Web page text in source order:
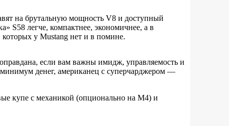
на брутальную мощность V8 и доступный
S58 легче, компактнее, экономичнее, а в
у Mustang нет и в помине.
если вам важны имидж, управляемость и
денег, американец с суперчарджером —
купе с механикой (опционально на M4) и